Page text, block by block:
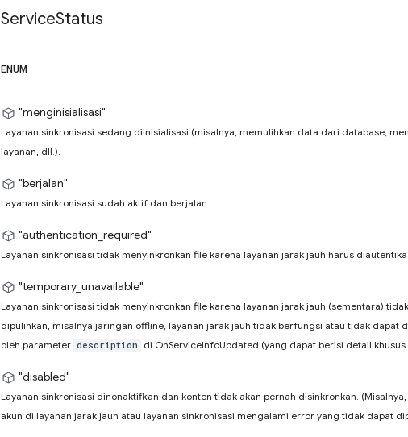
ServiceStatus
ENUM
"menginisialisasi"
Layanan sinkronisasi sedang diinisialisasi (misalnya, memulihkan data dari database,
layanan, dll.).
"berjalan"
Layanan sinkronisasi sudah aktif dan berjalan.
"authentication_required"
Layanan sinkronisasi tidak menyinkronkan file karena layanan jarak jauh harus
"temporary_unavailable"
Layanan sinkronisasi tidak menyinkronkan file karena layanan jarak jauh (sementara)
dipulihkan, misalnya jaringan offline, layanan jarak jauh tidak berfungsi atau tidak dapat
oleh parameter description di OnServiceInfoUpdated (yang dapat berisi detail khusus
"disabled"
Layanan sinkronisasi dinonaktifkan dan konten tidak akan pernah disinkronkan.
akun di layanan jarak jauh atau layanan sinkronisasi mengalami error yang tidak dapat